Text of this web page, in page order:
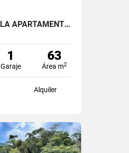
OPORTUNIDAD! SE ALQUILA APARTAMENTO EN VIA ESPAÑA RIO ABAJO
1
Garaje
63
Área m2
Alquiler